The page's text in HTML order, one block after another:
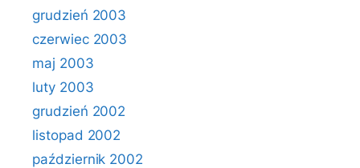
grudzień 2003
czerwiec 2003
maj 2003
luty 2003
grudzień 2002
listopad 2002
październik 2002